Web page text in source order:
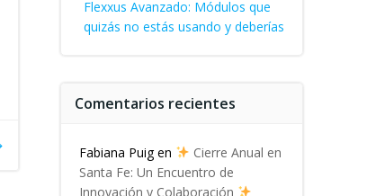
Flexxus Avanzado: Módulos que
quizás no estás usando y deberías
Comentarios recientes
Fabiana Puigen
Cierre Anual en
Santa Fe: Un Encuentro de
Innovación y Colaboración